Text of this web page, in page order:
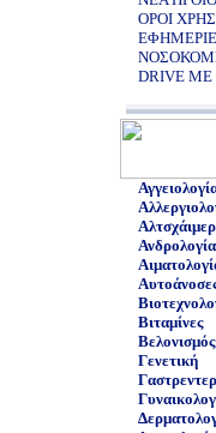
ΟΡΟΙ
DRIVE ME
Αλτσχάιμερ
Ανδρολογία
Βιταμίνες
Βελονισμός
Γενετική